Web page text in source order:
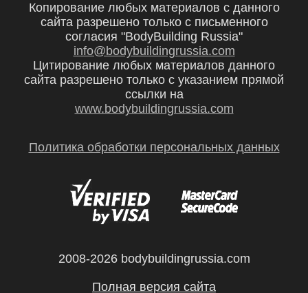
Копирование любых материалов с данного
сайта разрешено только с письменного
согласия "BodyBuilding Russia"
info@bodybuildingrussia.com
Цитирование любых материалов данного
сайта разрешено только с указанием прямой
ссылки на
www.bodybuildingrussia.com
Политика обработки персональных данных
2008-2026 bodybuildingrussia.com
Полная версия сайта